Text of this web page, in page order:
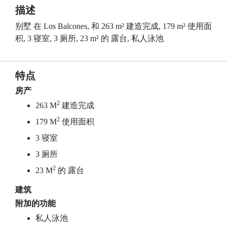
描述
别墅 在 Los Balcones, 和 263 m² 建造完成, 179 m² 使用面
积, 3 寝室, 3 厕所, 23 m² 的 露台, 私人泳池
特点
房产
263 M2 建造完成
179 M2 使用面积
3 寝室
3 厕所
23 M2 的 露台
建筑
附加的功能
私人泳池